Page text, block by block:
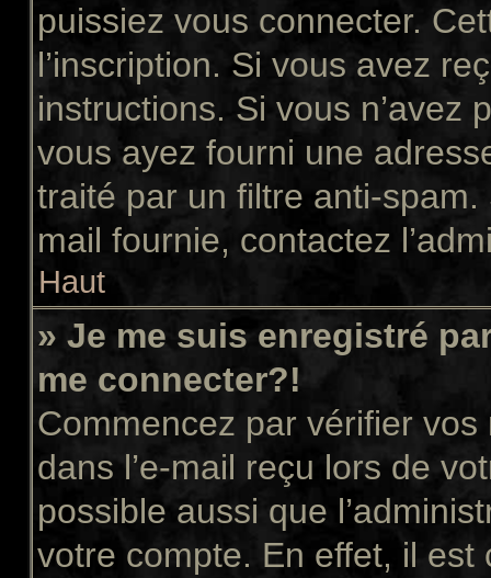
puissiez vous connecter.
l’inscription. Si vous avez
instructions. Si vous n’avez
vous ayez fourni une
traité par un filtre anti-spam.
mail fournie, contactez
Haut
» Je me suis enregistré
me connecter?!
Commencez par vérifier vos
dans l’e-mail reçu lors de
possible aussi que
votre compte. En effet, il